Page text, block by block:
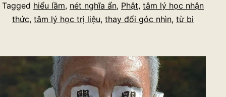
Tagged hiểu lầm, nét nghĩa ẩn, Phật, tâm lý học nhận
thức, tâm lý học trị liệu, thay đổi góc nhìn, từ bi